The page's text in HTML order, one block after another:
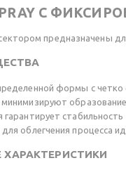
С
предназначены
формы с
облегчения процесса